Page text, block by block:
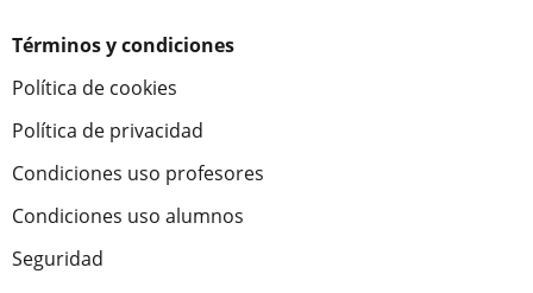
Términos y condiciones
Política de cookies
Política de privacidad
Condiciones uso profesores
Condiciones uso alumnos
Seguridad